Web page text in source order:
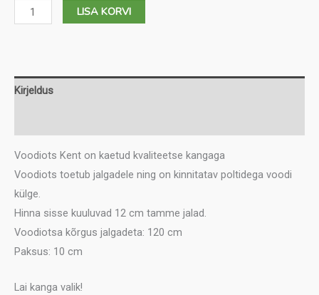
Voodiots
Kent
LISA KORVI
Kirjeldus
Voodiots Kent on kaetud kvaliteetse kangaga
Voodiots toetub jalgadele ning on kinnitatav poltidega voodi
külge.
Hinna sisse kuuluvad 12 cm tamme jalad.
Voodiotsa kõrgus jalgadeta: 120 cm
Paksus: 10 cm
Lai kanga valik!